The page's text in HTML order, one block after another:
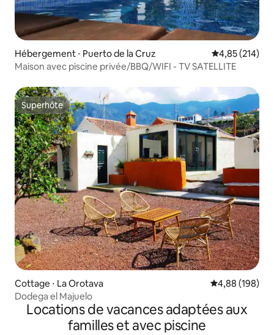
Hébergement ⋅ Puerto de la Cruz Évaluation
4,85 (214)
Maison avec piscine privée/BBQ/WIFI - TV SATELLITE
Superhôte
Superhôte
Cottage ⋅ La Orotava Évaluation
4,88 (198)
Dodega el Majuelo
Locations de vacances adaptées aux
familles et avec piscine